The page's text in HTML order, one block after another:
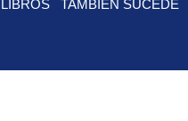
LIBROS TAMBIÉN SUCEDE